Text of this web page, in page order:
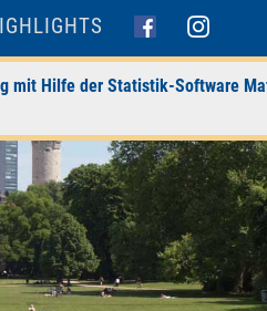
mit Hilfe der Statistik-Software